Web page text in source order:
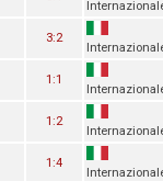
3:2
1:1
1:2
1:4